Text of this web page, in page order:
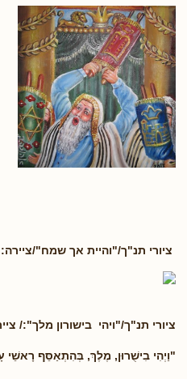
ציורי תנ"ך/"והיית אך שמח"/ציירה:
ציורי תנ"ך/"ויהי בישורון מלך":/
"וַיְהִי בִישֻׁרוּן, מֶלֶךְ, בְּהִתְאַסֵּף